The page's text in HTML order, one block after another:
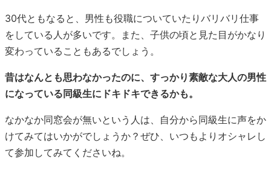
30代ともなると、男性も役職についていたりバリバリ仕事
をしている人が多いです。また、子供の頃と見た目がかなり
変わっていることもあるでしょう。
昔はなんとも思わなかったのに、すっかり素敵な大人の男性
になっている同級生にドキドキできるかも。
なかなか同窓会が無いという人は、自分から同級生に声をか
けてみてはいかがでしょうか？ぜひ、いつもよりオシャレし
て参加してみてくださいね。